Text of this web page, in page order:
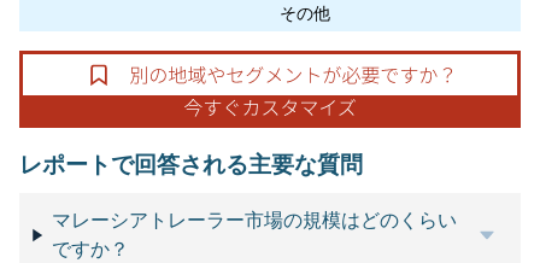
その他
レポートで回答される主要な質問
マレーシアトレーラー市場の規模はどのくらい
ですか？